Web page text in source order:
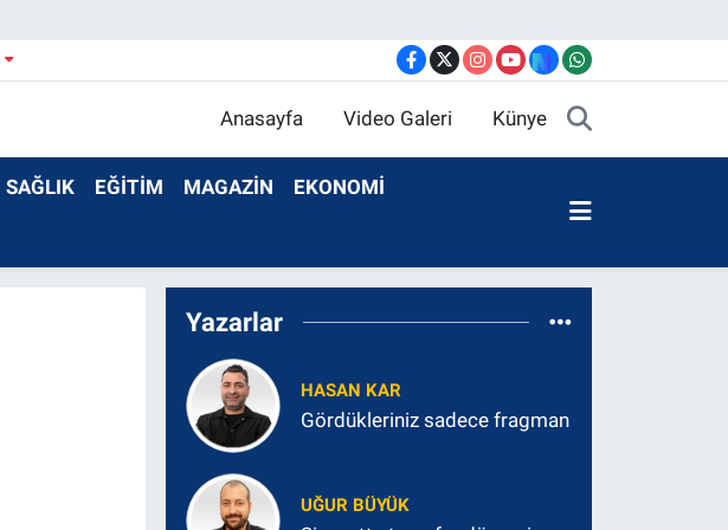
Anasayfa Video Galeri Künye
SAĞLIK EĞİTİM MAGAZİN EKONOMİ
Yazarlar
HASAN KAR
Gördükleriniz sadece fragman
UĞUR BÜYÜK